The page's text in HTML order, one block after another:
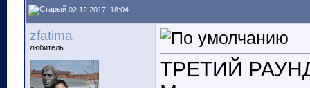
02.12.2017, 18:04
zfatima
любитель
ТРЕТИЙ